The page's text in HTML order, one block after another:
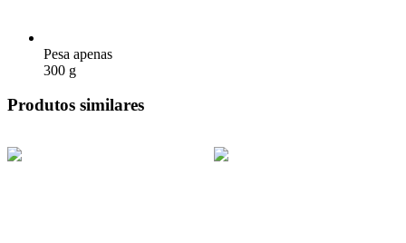
Pesa apenas
300 g
Produtos similares